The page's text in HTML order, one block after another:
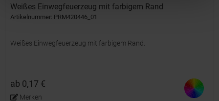
Weißes Einwegfeuerzeug mit farbigem Rand
Artikelnummer: PRM420446_01
Weißes Einwegfeuerzeug mit farbigem Rand.
ab 0,17 €
Merken